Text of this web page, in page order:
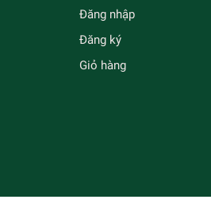
Đăng nhập
Đăng ký
Giỏ hàng